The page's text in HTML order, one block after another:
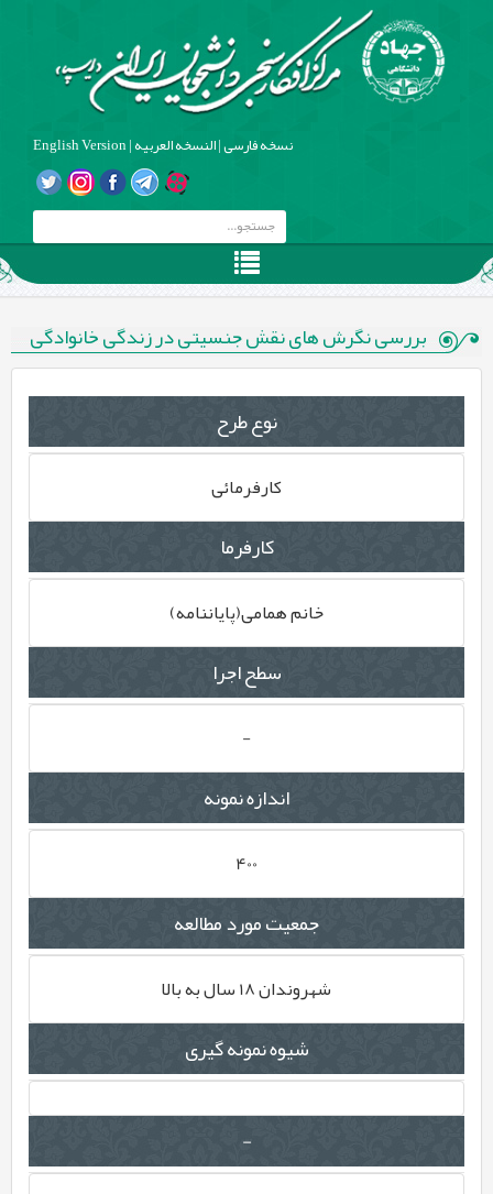
نسخه فارسی|النسخه العربیه|
English Version
بررسی نگرش های نقش جنسیتی در زندگی خانوادگی
نوع طرح
کارفرمائی
کارفرما
خانم همامی(پایان‏نامه)
سطح اجرا
-
اندازه نمونه
400
جمعیت مورد مطالعه
شهروندان 18 سال به بالا
شیوه نمونه گیری
-